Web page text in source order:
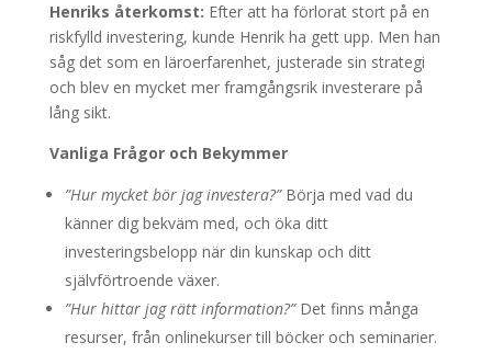
Henriks återkomst: Efter att ha förlorat stort på en
riskfylld investering, kunde Henrik ha gett upp. Men han
såg det som en läroerfarenhet, justerade sin strategi
och blev en mycket mer framgångsrik investerare på
lång sikt.
Vanliga Frågor och Bekymmer
”Hur mycket bör jag investera?”Börja med vad du
känner dig bekväm med, och öka ditt
investeringsbelopp när din kunskap och ditt
självförtroende växer.
”Hur hittar jag rätt information?”Det finns många
resurser, från onlinekurser till böcker och seminarier.